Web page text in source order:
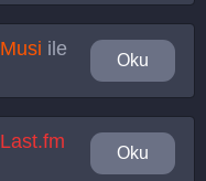
Musi ile
Oku
Last.fm
Oku